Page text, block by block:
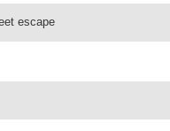
escape